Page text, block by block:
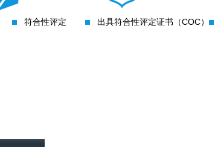
符合性评定 出具符合性评定证书（COC）